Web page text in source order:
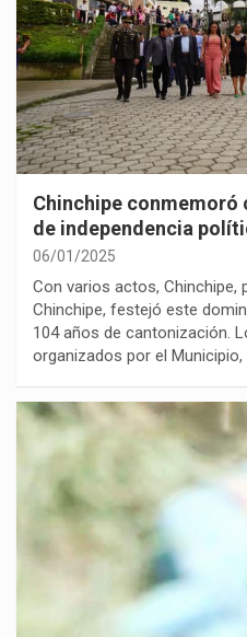
Chinchipe conmemoró
de independencia
06/01/2025
Con varios actos, Chinchipe,
Chinchipe, festejó este
104 años de cantonización.
organizados por el Municipio,